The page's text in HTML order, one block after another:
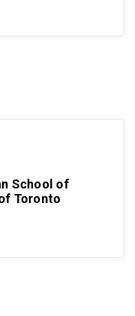
School of
Toronto